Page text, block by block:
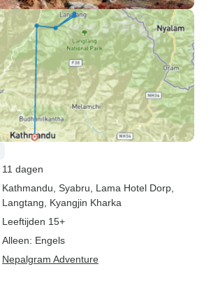
11 dagen
Kathmandu , Syabru , Lama Hotel Dorp
Langtang , Kyangjin Kharka
Leeftijden 15+
Alleen: Engels
Nepalgram Adventure